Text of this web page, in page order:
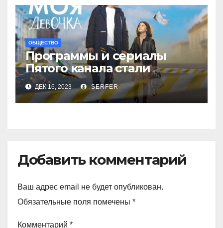
ОБЩЕСТВО
Программы и сериалы
Пятого канала стали
рекордсменами в
уходящем году
ДЕК 16, 2023 SERFER
Добавить комментарий
Ваш адрес email не будет опубликован.
Обязательные поля помечены *
Комментарий *